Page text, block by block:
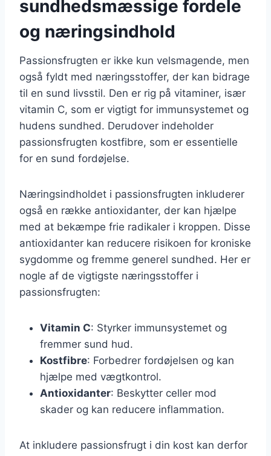
sundhedsmæssige fordele
og næringsindhold
Passionsfrugten er ikke kun velsmagende, men
også fyldt med næringsstoffer, der kan bidrage
til en sund livsstil. Den er rig på vitaminer, især
vitamin C, som er vigtigt for immunsystemet og
hudens sundhed. Derudover indeholder
passionsfrugten kostfibre, som er essentielle
for en sund fordøjelse.
Næringsindholdet i passionsfrugten inkluderer
også en række antioxidanter, der kan hjælpe
med at bekæmpe frie radikaler i kroppen. Disse
antioxidanter kan reducere risikoen for kroniske
sygdomme og fremme generel sundhed. Her er
nogle af de vigtigste næringsstoffer i
passionsfrugten:
Vitamin C: Styrker immunsystemet og
fremmer sund hud.
Kostfibre: Forbedrer fordøjelsen og kan
hjælpe med vægtkontrol.
Antioxidanter: Beskytter celler mod
skader og kan reducere inflammation.
At inkludere passionsfrugt i din kost kan derfor